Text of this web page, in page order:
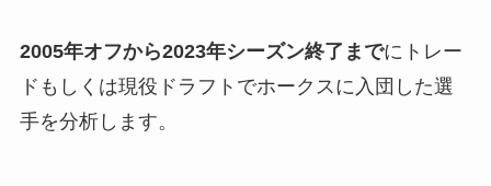
2005年オフから2023年シーズン終了までにトレー
ドもしくは現役ドラフトでホークスに入団した選
手を分析します。